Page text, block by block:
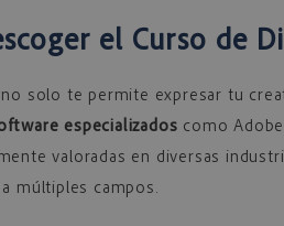
el Curso de
solo te permite expresar tu
especializados como
valoradas en diversas
múltiples campos.